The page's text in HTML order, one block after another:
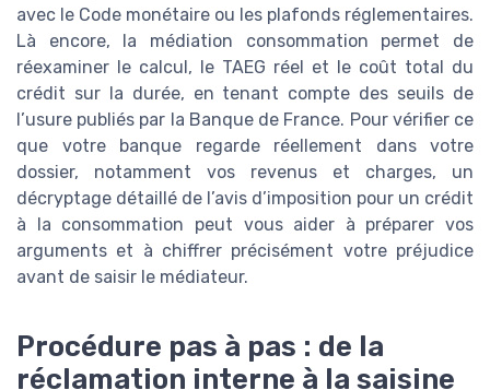
avec le Code monétaire ou les plafonds réglementaires.
Là encore, la médiation consommation permet de
réexaminer le calcul, le TAEG réel et le coût total du
crédit sur la durée, en tenant compte des seuils de
l’usure publiés par la Banque de France. Pour vérifier ce
que votre banque regarde réellement dans votre
dossier, notamment vos revenus et charges, un
décryptage détaillé de l’avis d’imposition pour un crédit
à la consommation peut vous aider à préparer vos
arguments et à chiffrer précisément votre préjudice
avant de saisir le médiateur.
Procédure pas à pas : de la
réclamation interne à la saisine